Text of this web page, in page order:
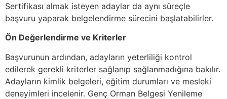
Sertifikası almak isteyen adaylar da aynı süreçle
başvuru yaparak belgelendirme sürecini başlatabilirler.
Ön Değerlendirme ve Kriterler
Başvurunun ardından, adayların yeterliliği kontrol
edilerek gerekli kriterler sağlanıp sağlanmadığına bakılır.
Adayların kimlik belgeleri, eğitim durumları ve mesleki
deneyimleri incelenir. Genç Orman Belgesi Yenileme